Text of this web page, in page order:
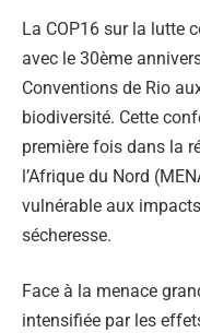
La COP16 sur la lutte
avec le 30ème
Conventions de Rio
biodiversité. Cette
première fois dans la
l’Afrique du Nord
vulnérable aux
sécheresse.
Face à la menace
intensifiée par les